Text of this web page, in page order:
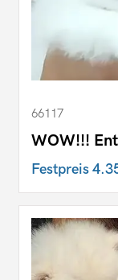
66117
WOW!!!
Festpreis